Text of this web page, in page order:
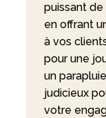
puissant
en offrant
à vos
pour une
un
judicieux
votre